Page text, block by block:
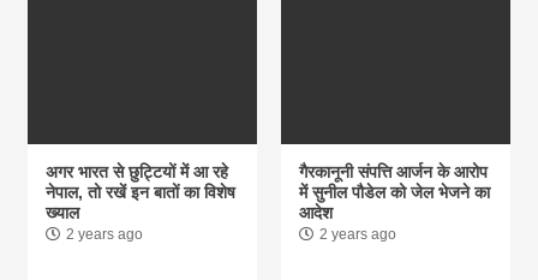
अगर भारत से छुट्टियों में आ रहे
नेपाल, तो रखें इन बातों का विशेष
ख्याल
2 years ago
गैरकानूनी संपत्ति आर्जन के आरोप
में सुनील पौडेल को जेल भेजने का
आदेश
2 years ago